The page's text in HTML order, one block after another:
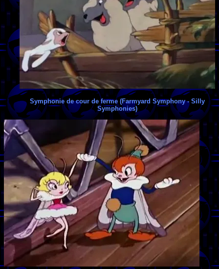
Symphonie de cour de ferme (Farmyard Symphony - Silly
Symphonies)